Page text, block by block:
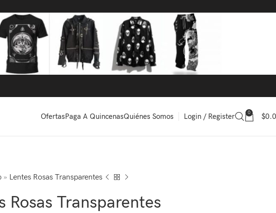
OfertasPaga A QuincenasQuiénes Somos Login / Register 0 $
» Lentes Rosas Transparentes
Rosas Transparentes